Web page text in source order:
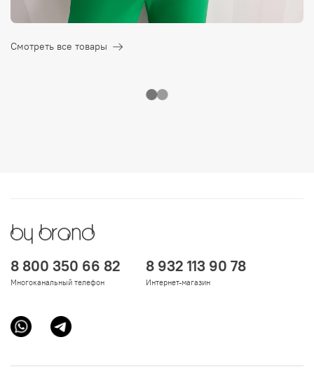
Смотреть все товары
8 800 350 66 82
Многоканальный телефон
8 932 113 90 78
Интернет-магазин